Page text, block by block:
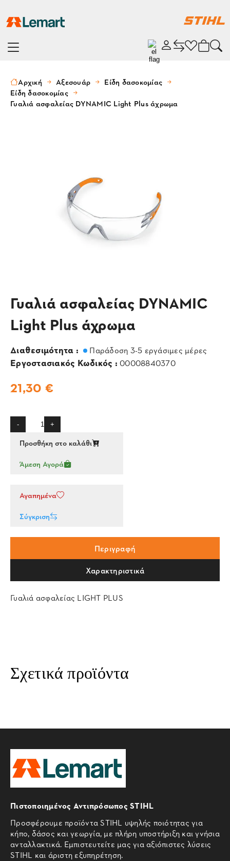
Αρχική Αξεσουάρ
Είδη δασοκομίας
Είδη δασοκομίας
Γυαλιά ασφαλείας DYNAMIC Light Plus άχρωμα
Γυαλιά ασφαλείας DYNAMIC
Light Plus άχρωμα
Διαθεσιμότητα : Παράδοση 3-5 εργάσιμες μέρες
Εργοστασιακός Κωδικός : 00008840370
21,30 €
- +
Προσθήκη στο καλάθι
Άμεση Αγορά
Αγαπημένα
Σύγκριση
Περιγραφή
Χαρακτηριστικά
Γυαλιά ασφαλείας LIGHT PLUS
Σχετικά προϊόντα
Πιστοποιημένος Αντιπρόσωπος STIHL
Προσφέρουμε προϊόντα STIHL υψηλής ποιότητας για
κήπο, δάσος και γεωργία, με πλήρη υποστήριξη και γνήσια
ανταλλακτικά. Εμπιστευτείτε μας για αξιόπιστες λύσεις
STIHL και άριστη εξυπηρέτηση.